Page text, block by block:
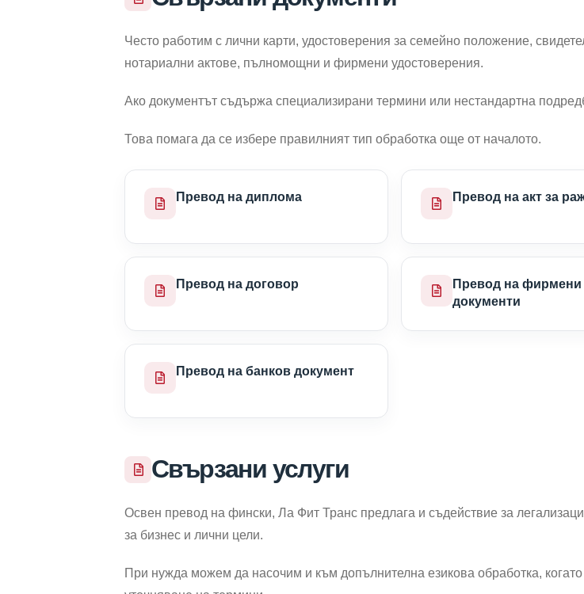
Често работим с лични карти, удостоверения за семейно положение,
нотариални актове, пълномощни и фирмени удостоверения.
Ако документът съдържа специализирани термини или нестандартна
Това помага да се избере правилният тип обработка още от началото.
Превод на диплома Превод на акт за
Превод на договор
Превод на фирмени
документи
Превод на банков документ
Свързани услуги
Освен превод на фински, Ла Фит Транс предлага и съдействие за
за бизнес и лични цели.
При нужда можем да насочим и към допълнителна езикова обработка,